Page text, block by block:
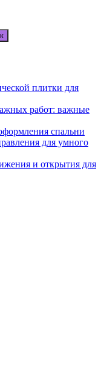
плитки для
работ: важные
спальни
для умного
и открытия для